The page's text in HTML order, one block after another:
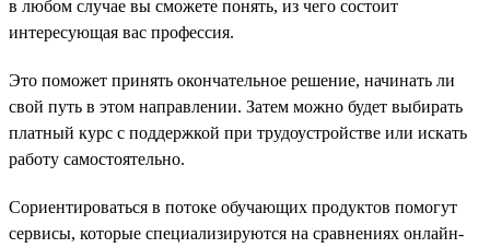
в любом случае вы сможете понять, из чего состоит
интересующая вас профессия.
Это поможет принять окончательное решение, начинать ли
свой путь в этом направлении. Затем можно будет выбирать
платный курс с поддержкой при трудоустройстве или искать
работу самостоятельно.
Сориентироваться в потоке обучающих продуктов помогут
сервисы, которые специализируются на сравнениях онлайн-